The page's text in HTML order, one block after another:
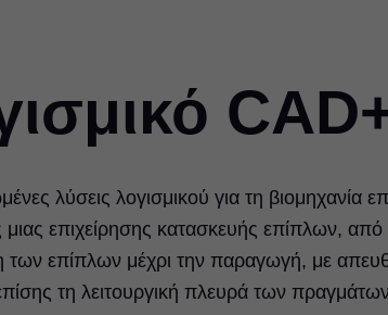
λύσεις λογισμικού για τη βιομηχανία
μιας επιχείρησης κατασκευής επίπλων,
των επίπλων μέχρι την παραγωγή, με
τη λειτουργική πλευρά των